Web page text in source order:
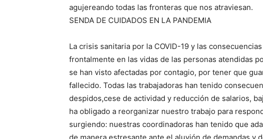
agujereando todas las fronteras que nos atraviesan.
SENDA DE CUIDADOS EN LA PANDEMIA
La crisis sanitaria por la COVID-19 y las
frontalmente en las vidas de las personas atendidas
se han visto afectadas por contagio, por tener que
fallecido. Todas las trabajadoras han tenido
despidos,cese de actividad y reducción de salarios,
ha obligado a reorganizar nuestro trabajo para
surgiendo: nuestras coordinadoras han tenido que